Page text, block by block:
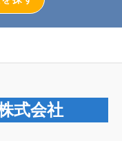
式会社